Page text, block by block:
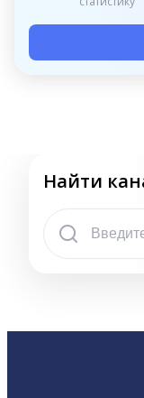
Найти